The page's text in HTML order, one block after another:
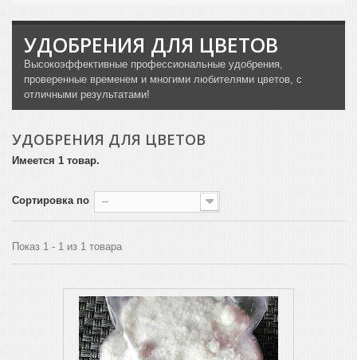
УДОБРЕНИЯ ДЛЯ ЦВЕТОВ
Высокоэффективные профессиональные удобрения,
проверенные временем и многими любителями цветов, с
отличными результатами!
УДОБРЕНИЯ ДЛЯ ЦВЕТОВ
Имеется 1 товар.
Сортировка по --
Показ 1 - 1 из 1 товара